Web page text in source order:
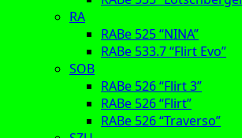
RA
RABe 525 “NINA”
RABe 533.7 “Flirt Evo”
SOB
RABe 526 “Flirt 3”
RABe 526 “Flirt”
RABe 526 “Traverso”